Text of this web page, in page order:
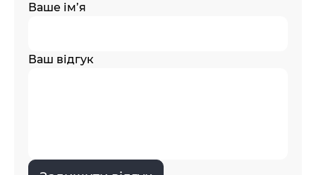
Ваше ім’я
Ваш відгук